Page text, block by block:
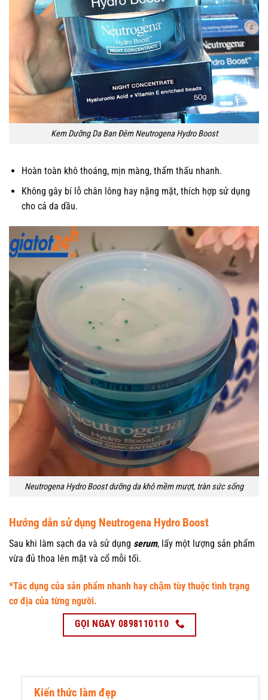
Kem Dưỡng Da Ban Đêm Neutrogena Hydro Boost
Hoàn toàn khô thoáng, mịn màng, thẩm thấu nhanh.
Không gây bí lỗ chân lông hay nặng mặt, thích hợp sử dụng
cho cả da dầu.
Neutrogena Hydro Boost dưỡng da khô mềm mượt, tràn sức sống
Hướng dẫn sử dụng Neutrogena Hydro Boost
Sau khi làm sạch da và sử dụng serum, lấy một lượng sản phẩm
vừa đủ thoa lên mặt và cổ mỗi tối.
*Tác dụng của sản phẩm nhanh hay chậm tùy thuộc tình trạng
cơ địa của từng người.
GỌI NGAY 0898110110
Kiến thức làm đẹp